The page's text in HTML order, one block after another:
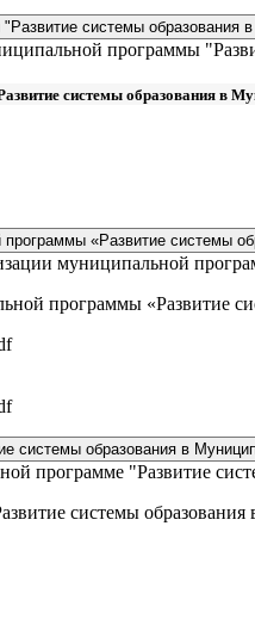
системы образования
программы
системы образования в
«Развитие системы
муниципальной
программы «Развитие
системы образования в
программе "Развитие
системы